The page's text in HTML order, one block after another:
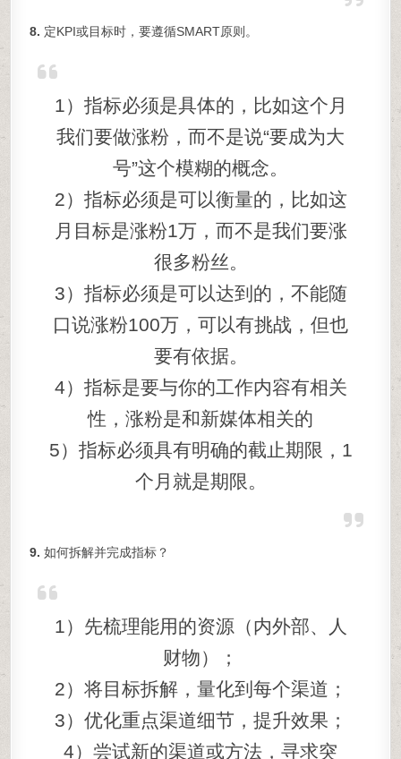
8. 定KPI或目标时，要遵循SMART原则。
1）指标必须是具体的，比如这个月
我们要做涨粉，而不是说“要成为大
号”这个模糊的概念。
2）指标必须是可以衡量的，比如这
月目标是涨粉1万，而不是我们要涨
很多粉丝。
3）指标必须是可以达到的，不能随
口说涨粉100万，可以有挑战，但也
要有依据。
4）指标是要与你的工作内容有相关
性，涨粉是和新媒体相关的
5）指标必须具有明确的截止期限，1
个月就是期限。
9.如何拆解并完成指标？
1）先梳理能用的资源（内外部、人
财物）；
2）将目标拆解，量化到每个渠道；
3）优化重点渠道细节，提升效果；
4）尝试新的渠道或方法，寻求突